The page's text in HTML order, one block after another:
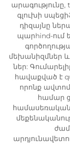
գլուխի
դիզայնը
պարhind-ում
մեխանիզմներ և
ներ:
հավաքված է
որոնք
համար